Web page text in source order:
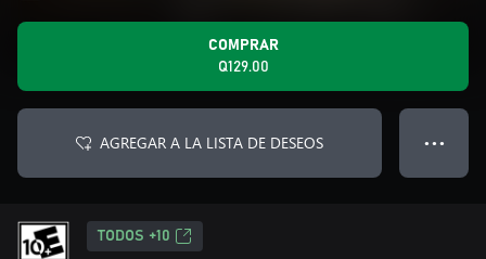
COMPRAR
Q129.00
AGREGAR A LA LISTA DE DESEOS ● ● ●
TODOS +10